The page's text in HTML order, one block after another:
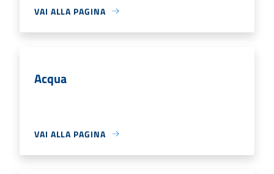
VAI ALLA PAGINA
Acqua
VAI ALLA PAGINA